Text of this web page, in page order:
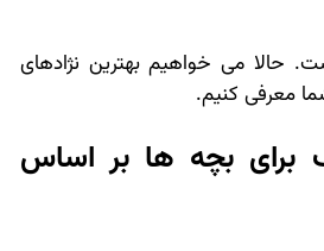
حالا می خواهیم بهترین نژادهای
معرفی کنیم.
برای بچه ها بر اساس